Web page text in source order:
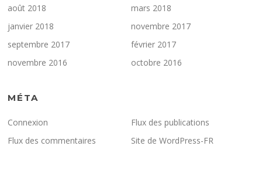
août 2018
mars 2018
janvier 2018
novembre 2017
septembre 2017
février 2017
novembre 2016
octobre 2016
MÉTA
Connexion
Flux des publications
Flux des commentaires
Site de WordPress-FR